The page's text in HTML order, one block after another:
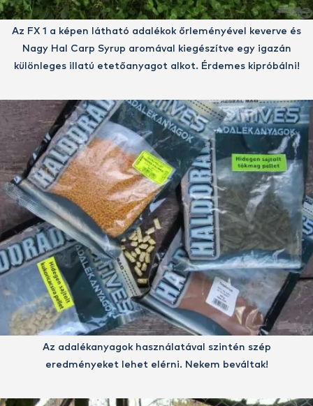
Az FX 1 a képen látható adalékok őrleményével keverve és
Nagy Hal Carp Syrup aromával kiegészítve egy igazán
különleges illatú etetőanyagot alkot. Érdemes kipróbálni!
Az adalékanyagok használatával szintén szép
eredményeket lehet elérni. Nekem beváltak!